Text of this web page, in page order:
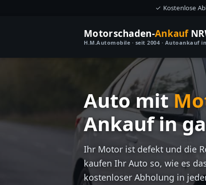
✓ Kostenlose
Motorschaden-Ankauf
H.M.Automobile · seit 2004 · Autoankauf
Auto mit
Ankauf in
Ihr Motor ist defekt und die
kaufen Ihr Auto so, wie es
kostenloser Abholung in